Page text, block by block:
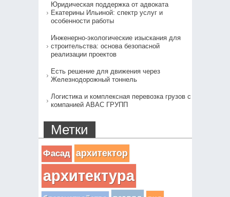
Юридическая поддержка от адвоката
Екатерины Ильиной: спектр услуг и
особенности работы
Инженерно-экологические изыскания для
строительства: основа безопасной
реализации проектов
Есть решение для движения через
Железнодорожный тоннель
Логистика и комплексная перевозка грузов с
компанией АВАС ГРУПП
Метки
Фасад архитектор
архитектура